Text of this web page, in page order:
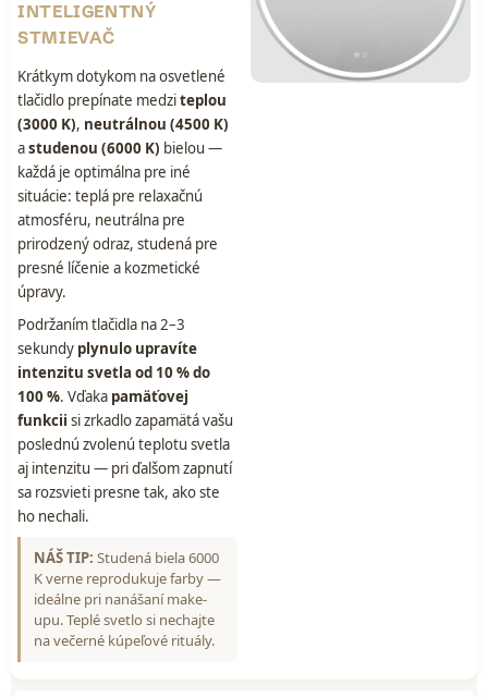
INTELIGENTNÝ
STMIEVAČ
Krátkym dotykom na osvetlené
tlačidlo prepínate medziteplou
(3000 K), neutrálnou (4500 K)
astudenou (6000 K) bielou —
každá je optimálna pre iné
situácie: teplá pre relaxačnú
atmosféru, neutrálna pre
prirodzený odraz, studená pre
presné líčenie a kozmetické
úpravy.
Podržaním tlačidla na 2–3
sekundy plynulo upravíte
intenzitu svetla od 10 % do
100 %. Vďaka pamäťovej
funkcii si zrkadlo zapamätá vašu
poslednú zvolenú teplotu svetla
aj intenzitu — pri ďalšom zapnutí
sa rozsvieti presne tak, ako ste
ho nechali.
NÁŠ TIP: Studená biela 6000
K verne reprodukuje farby —
ideálne pri nanášaní make-
upu. Teplé svetlo si nechajte
na večerné kúpeľové rituály.